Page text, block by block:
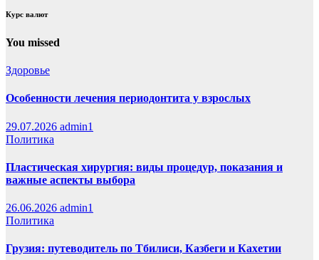
Курс валют
You missed
Здоровье
Особенности лечения периодонтита у взрослых
29.07.2026 admin1
Политика
Пластическая хирургия: виды процедур, показания и
важные аспекты выбора
26.06.2026 admin1
Политика
Грузия: путеводитель по Тбилиси, Казбеги и Кахетии